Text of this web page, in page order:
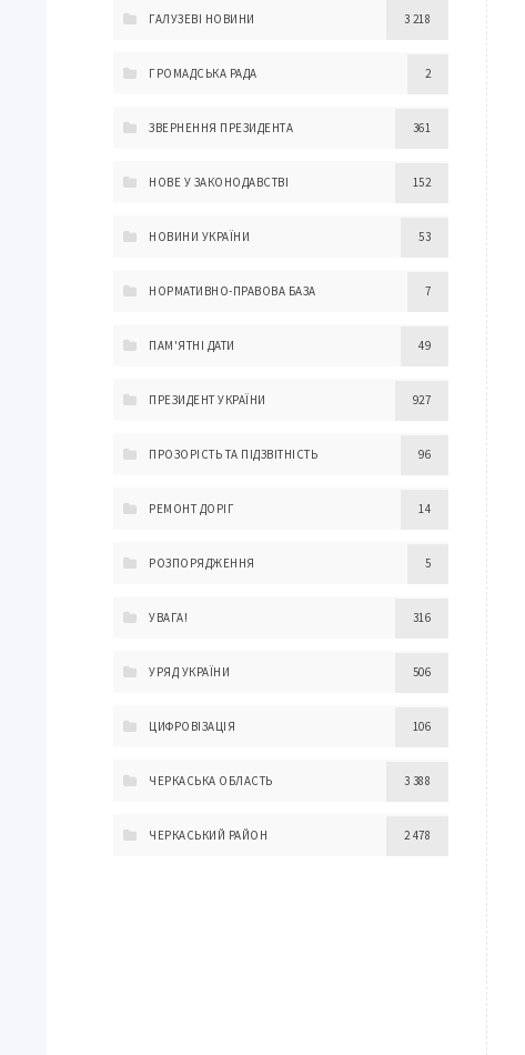
ГАЛУЗЕВІ НОВИНИ 3 218
ГРОМАДСЬКА РАДА 2
ЗВЕРНЕННЯ ПРЕЗИДЕНТА 361
НОВЕ У ЗАКОНОДАВСТВІ 152
НОВИНИ УКРАЇНИ 53
НОРМАТИВНО-ПРАВОВА БАЗА 7
ПАМ'ЯТНІ ДАТИ 49
ПРЕЗИДЕНТ УКРАЇНИ 927
ПРОЗОРІСТЬ ТА ПІДЗВІТНІСТЬ 96
РЕМОНТ ДОРІГ 14
РОЗПОРЯДЖЕННЯ 5
УВАГА! 316
УРЯД УКРАЇНИ 506
ЦИФРОВІЗАЦІЯ 106
ЧЕРКАСЬКА ОБЛАСТЬ 3 388
ЧЕРКАСЬКИЙ РАЙОН 2 478